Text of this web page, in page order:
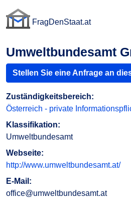
FragDenStaat.at
Umweltbundesamt
Stellen Sie eine Anfrage an
Zuständigkeitsbereich:
Österreich - private
Klassifikation:
Umweltbundesamt
Webseite:
http://www.umweltbundesamt.at/
E-Mail:
office@umweltbundesamt.at